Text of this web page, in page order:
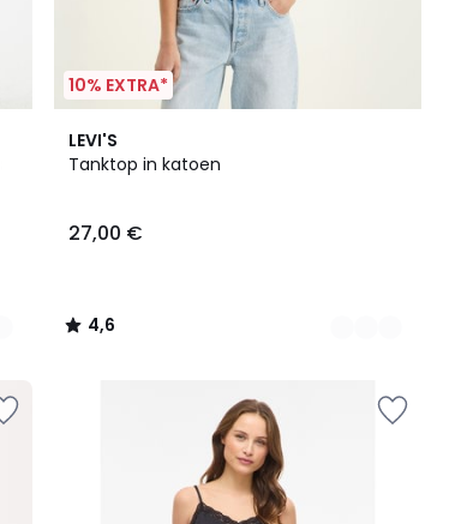
10% EXTRA*
LEVI'S
Tanktop in katoen
27,00 €
4,6
/ 5
2
Kleuren
4,6
/